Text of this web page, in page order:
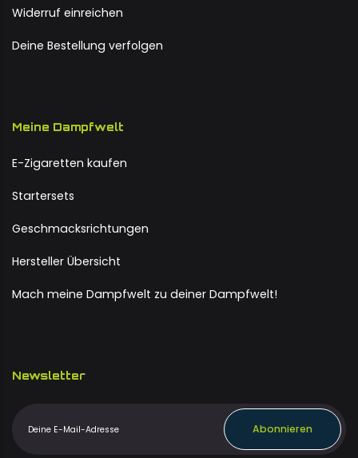
Widerruf einreichen
Deine Bestellung verfolgen
Meine Dampfwelt
E-Zigaretten kaufen
Startersets
Geschmacksrichtungen
Hersteller Übersicht
Mach meine Dampfwelt zu deiner Dampfwelt!
Newsletter
Abonnieren